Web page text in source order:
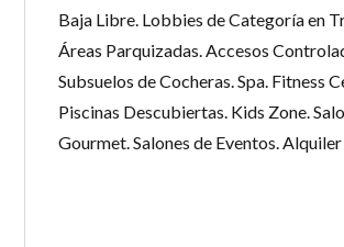
Baja Libre. Lobbies de Categoría en
Áreas Parquizadas. Accesos
Subsuelos de Cocheras. Spa. Fitness
Piscinas Descubiertas. Kids Zone.
Gourmet. Salones de Eventos. Alquiler